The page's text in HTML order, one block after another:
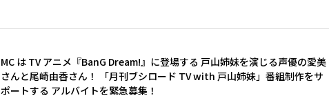
MC は TV アニメ『BanG Dream!』に登場する 戸山姉妹を演じる声優の愛美
さんと尾崎由香さん！ 「月刊ブシロード TV with 戸山姉妹」番組制作をサ
ポートする アルバイトを緊急募集！